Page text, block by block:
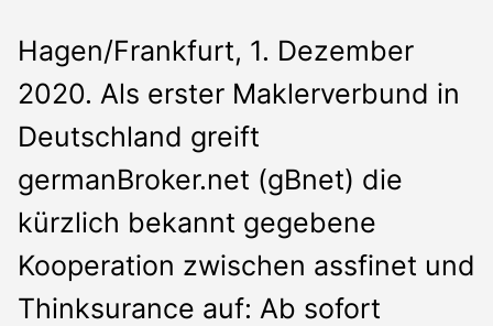
Hagen/Frankfurt, 1. Dezember
2020. Als erster Maklerverbund in
Deutschland greift
germanBroker.net (gBnet) die
kürzlich bekannt gegebene
Kooperation zwischen assfinet und
Thinksurance auf: Ab sofort